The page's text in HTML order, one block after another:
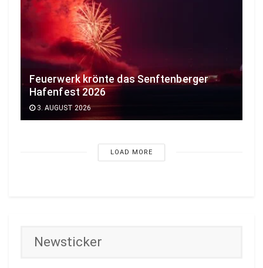
Feuerwerk krönte das Senftenberger
Hafenfest 2026
3. AUGUST 2026
LOAD MORE
Newsticker